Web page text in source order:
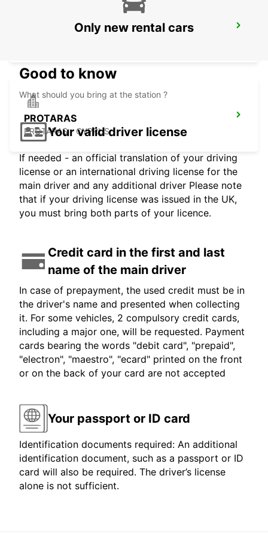
LARNACA INTERNATIONAL AIRPORT
PROTARAS
PROTARAS - CYPRUS
Only new rental cars
Good to know
What should you bring at the station ?
Your valid driver license
If needed - an official translation of your driving
license or an international driving license for the
main driver and any additional driver Please note
that if your driving license was issued in the UK,
you must bring both parts of your licence.
Credit card in the first and last
name of the main driver
In case of prepayment, the used credit must be in
the driver's name and presented when collecting
it. For some vehicles, 2 compulsory credit cards,
including a major one, will be requested. Payment
cards bearing the words "debit card", "prepaid",
"electron", "maestro", "ecard" printed on the front
or on the back of your card are not accepted
Your passport or ID card
Identification documents required: An additional
identification document, such as a passport or ID
card will also be required. The driver’s license
alone is not sufficient.